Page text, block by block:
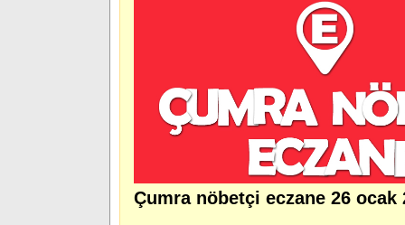
Çumra nöbetçi eczane 26 ocak